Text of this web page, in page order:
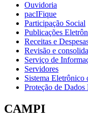
Ouvidoria
pacIFique
Participação Social
Publicações
Receitas e
Revisão e
Serviço de
Servidores
Sistema Eletrônico
Proteção de Dados
CAMPI